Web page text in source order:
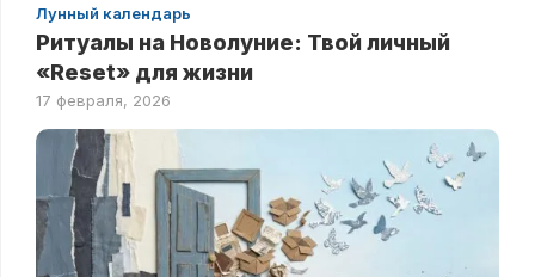
Лунный календарь
Ритуалы на Новолуние: Твой личный
«Reset» для жизни
17 февраля, 2026